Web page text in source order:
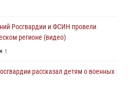
состоялось заседание
участие в чемпионате Уральского
Росгвардии и ФСИН провели
регионе (видео)
1
рассказал детям о военных